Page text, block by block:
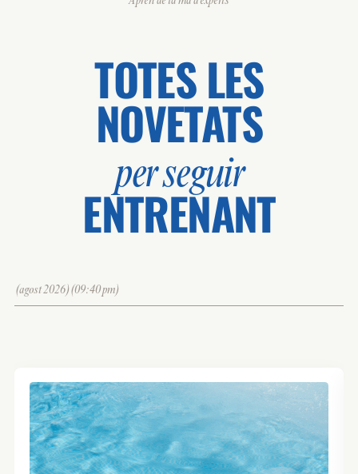
TOTES LES
NOVETATS
per seguir
ENTRENANT
(agost 2026)(09:40 pm)